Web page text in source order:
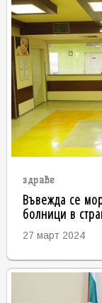
здраве
Въвежда се
болници в
27 март 2024